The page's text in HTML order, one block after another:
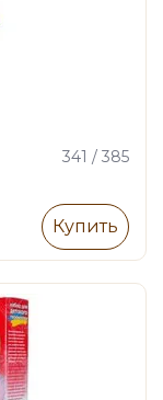
341 / 385
Купить